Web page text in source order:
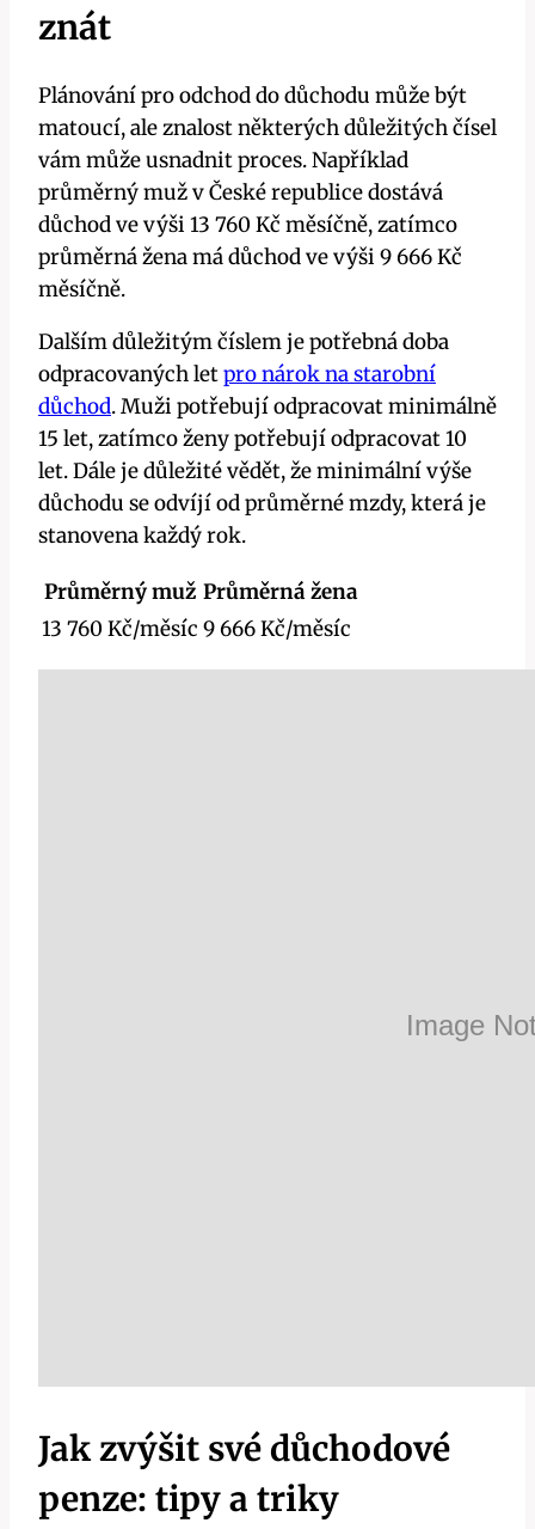
znát
Plánování pro odchod do důchodu může být
matoucí, ale znalost některých důležitých čísel
vám může usnadnit proces. Například
průměrný muž v České republice dostává
důchod ve výši 13 760 Kč měsíčně, zatímco
průměrná žena má důchod ve výši 9 666 Kč
měsíčně.
Dalším důležitým číslem je potřebná doba
odpracovaných letpro nárok na starobní
důchod. Muži potřebují odpracovat minimálně
15 let, zatímco ženy potřebují odpracovat 10
let. Dále je důležité vědět, že minimální výše
důchodu se odvíjí od průměrné mzdy, která je
stanovena každý rok.
Průměrný muž Průměrná žena
13 760 Kč/měsíc 9 666 Kč/měsíc
Jak zvýšit své důchodové
penze: tipy a triky